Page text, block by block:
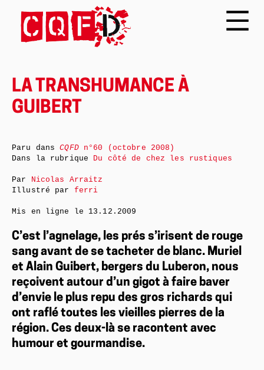
LA TRANSHUMANCE À
GUIBERT
C’est l’agnelage, les prés s’irisent de rouge
sang avant de se tacheter de blanc. Muriel
et Alain Guibert, bergers du Luberon, nous
reçoivent autour d’un gigot à faire baver
d’envie le plus repu des gros richards qui
ont raflé toutes les vieilles pierres de la
région. Ces deux-là se racontent avec
humour et gourmandise.
Paru dansCQFDn°60 (octobre 2008)
Dans la rubrique Du côté de chez les rustiques
Par Nicolas Arraitz
Illustré par ferri
Mis en ligne le 13.12.2009